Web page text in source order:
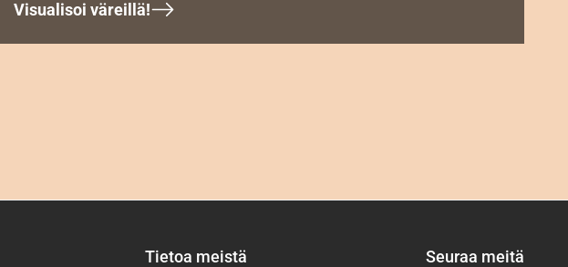
Visualisoi väreillä!
Tietoa meistä Seuraa meitä